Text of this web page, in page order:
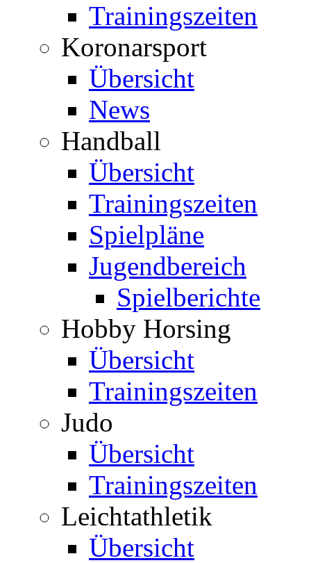
Trainingszeiten
Koronarsport
Übersicht
News
Handball
Übersicht
Trainingszeiten
Spielpläne
Jugendbereich
Spielberichte
Hobby Horsing
Übersicht
Trainingszeiten
Judo
Übersicht
Trainingszeiten
Leichtathletik
Übersicht